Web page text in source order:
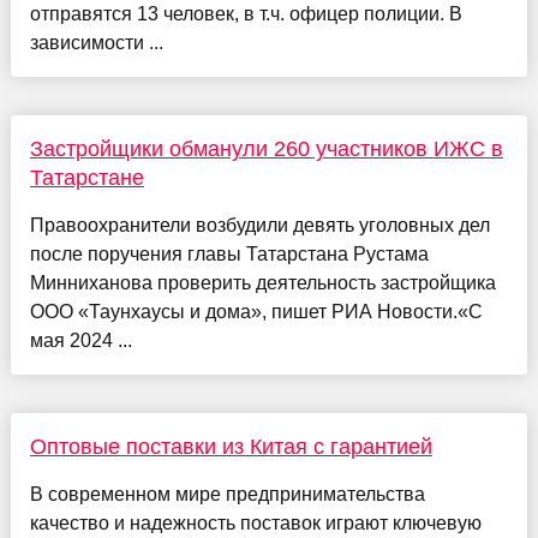
отправятся 13 человек, в т.ч. офицер полиции. В
зависимости ...
Застройщики обманули 260 участников ИЖС в
Татарстане
Правоохранители возбудили девять уголовных дел
после поручения главы Татарстана Рустама
Минниханова проверить деятельность застройщика
ООО «Таунхаусы и дома», пишет РИА Новости.«С
мая 2024 ...
Оптовые поставки из Китая с гарантией
В современном мире предпринимательства
качество и надежность поставок играют ключевую